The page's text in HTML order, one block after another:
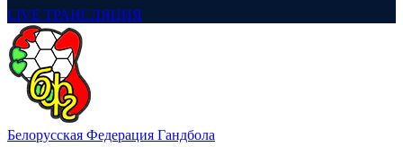
LIVE ТРАНСЛЯЦИЯ
Белорусская Федерация Гандбола